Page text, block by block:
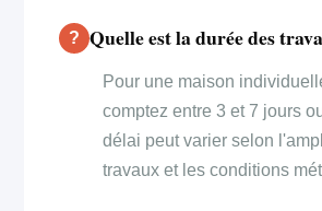
Quelle est la durée des
Pour une maison
comptez entre 3 et 7 jours
délai peut varier selon
travaux et les conditions